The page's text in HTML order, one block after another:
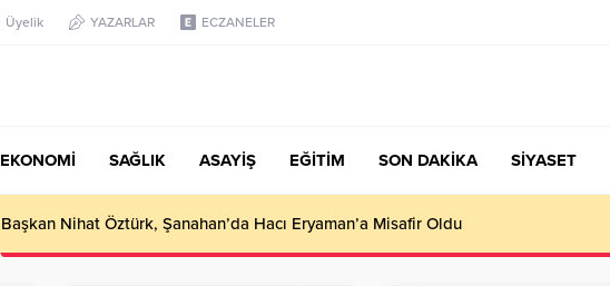
Üyelik YAZARLAR ECZANELER
EKONOMİ SAĞLIK ASAYİŞ EĞİTİM SON DAKİKA SİYASET
Başkan Nihat Öztürk, Şanahan’da Hacı Eryaman’a Misafir Oldu